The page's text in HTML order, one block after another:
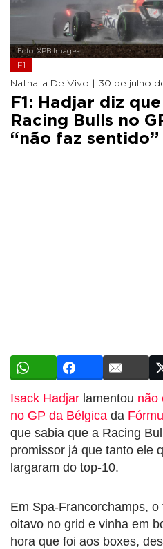
Foto: XPB Images
F1
Nathalia De Vivo | 30 de julho
F1: Hadjar diz
Racing Bulls no
“não faz sentido”
Isack Hadjar lamentou não
no GP da Bélgica da
que sabia que a Racing
promissor já que tanto ele
largaram do top-10.
Em Spa-Francorchamps,
oitavo no grid e vinha em
hora que foi aos boxes,